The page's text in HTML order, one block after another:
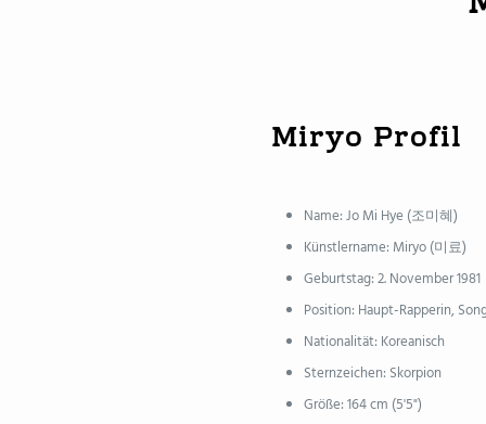
Miryo Profil
Name: Jo Mi Hye (조미혜)
Künstlername: Miryo (미료)
Geburtstag: 2. November 1981
Position: Haupt-Rapperin,
Nationalität: Koreanisch
Sternzeichen: Skorpion
Größe: 164 cm (5'5")